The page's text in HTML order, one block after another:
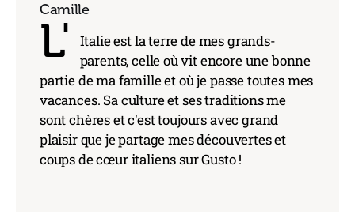
Camille
L'
Italie est la terre de mes grands-
parents, celle où vit encore une bonne
partie de ma famille et où je passe toutes mes
vacances. Sa culture et ses traditions me
sont chères et c'est toujours avec grand
plaisir que je partage mes découvertes et
coups de cœur italiens sur Gusto !